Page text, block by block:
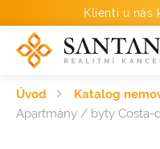
Klienti u nás
Úvod Katalog
Apartmány / byty Costa-